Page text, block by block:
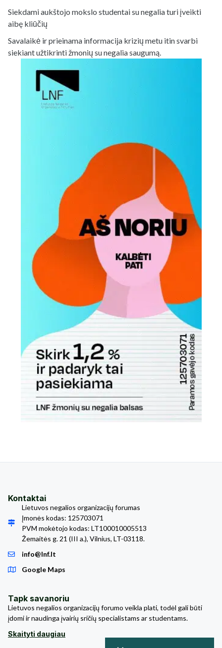
Siekdami aukštojo mokslo studentai su negalia turi įveikti
aibę kliūčių
Savalaikė ir prieinama informacija krizių metu itin svarbi
siekiant užtikrinti žmonių su negalia saugumą.
Kontaktai
Lietuvos negalios organizacijų forumas
Įmonės kodas: 125703071
PVM mokėtojo kodas: LT100010005513
Žemaitės g. 21 (III a.), Vilnius, LT-03118.
info@lnf.lt
Google Maps
Tapk savanoriu
Lietuvos negalios organizacijų forumo veikla plati, todėl gali būti
įdomi ir naudinga įvairių sričių specialistams ar studentams.
Skaityti daugiau